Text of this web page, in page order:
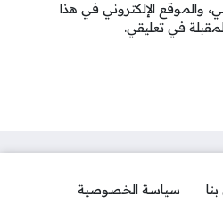
والموقع الإلكتروني في هذا
في تعليقي.
سياسة الخصوصية